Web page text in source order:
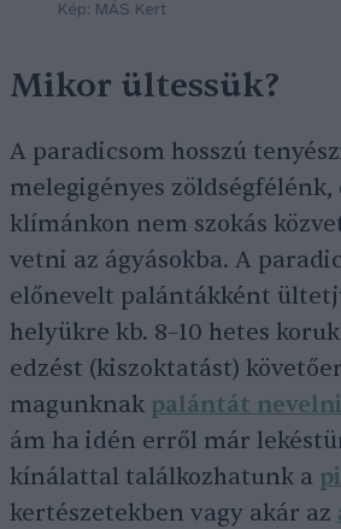
Kép: MÁS Kert
Mikor ültessük?
A paradicsom hosszú
melegigényes
klímánkon nem szokás
vetni az ágyásokba. A
előnevelt palántákként
helyükre kb. 8–10 hetes
edzést (kiszoktatást)
magunknak palántát nevelni
ám ha idén erről már
kínálattal találkozhatunk a
kertészetekben vagy akár az